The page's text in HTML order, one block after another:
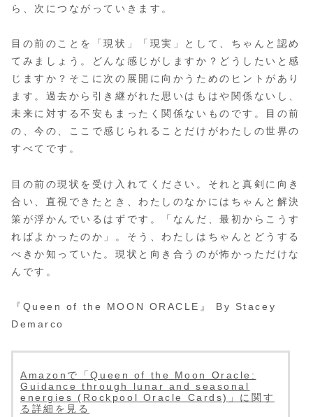
ら、次につながっていきます。
目の前のことを「現状」「現実」として、ちゃんと認め
てみましょう。どんな感じがしますか？どうしたいと感
じますか？そこに次の展開に向かうためのヒントがあり
ます。過去から引き継がれた思いはもはや関係ないし、
未来に対する不安もまったく関係ないものです。目の前
の、今の、ここで感じられることだけがわたしの世界の
すべてです。
目の前の現状を受け入れてください。それと真剣に向き
合い、直視できたとき、わたしのなかにはちゃんと解決
策が浮かんでいるはずです。「なんだ、最初からこうす
ればよかったのか」。そう、わたしはちゃんとどうする
べきか知っていた。現状と向き合うのが怖かっただけな
んです。
『Queen of the MOON ORACLE』 By Stacey
Demarco
Amazonで「Queen of the Moon Oracle:
Guidance through lunar and seasonal
energies (Rockpool Oracle Cards)」に関す
る詳細を見る